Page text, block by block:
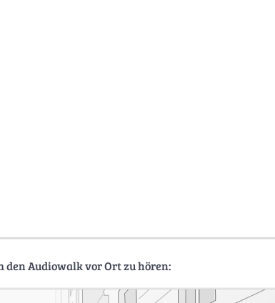
den Audiowalk vor Ort zu hören: